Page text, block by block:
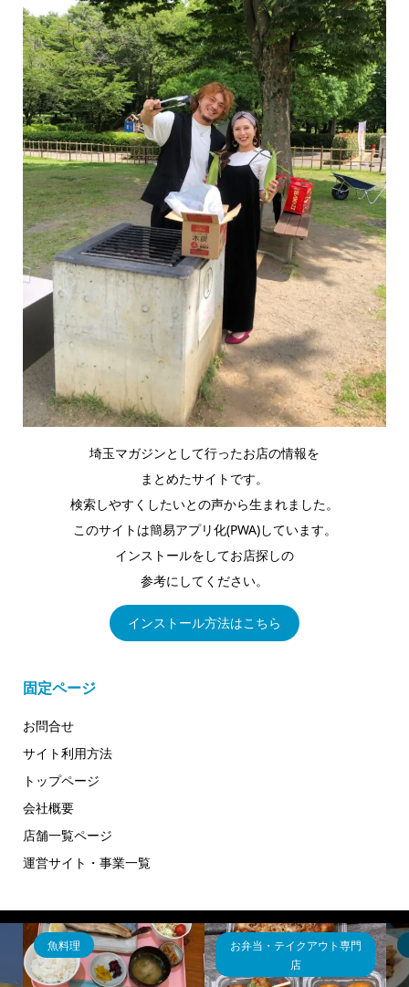
埼玉マガジンとして行ったお店の情報を
まとめたサイトです。
検索しやすくしたいとの声から生まれました。
このサイトは簡易アプリ化(PWA)しています。
インストールをしてお店探しの
参考にしてください。
インストール方法はこちら
固定ページ
お問合せ
サイト利用方法
トップページ
会社概要
店舗一覧ページ
運営サイト・事業一覧
魚料理
お弁当・テイクアウト専門
店